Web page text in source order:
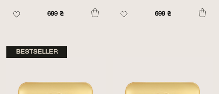
699₴ 699 ₴
BESTSELLER